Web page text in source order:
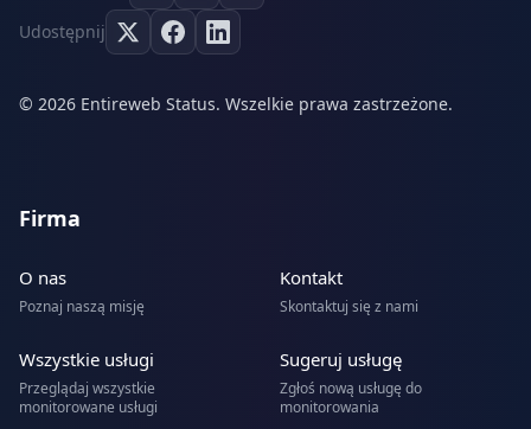
Udostępnij
© 2026 Entireweb Status. Wszelkie prawa zastrzeżone.
Firma
O nas
Poznaj naszą misję
Kontakt
Skontaktuj się z nami
Wszystkie usługi
Przeglądaj wszystkie
monitorowane usługi
Sugeruj usługę
Zgłoś nową usługę do
monitorowania